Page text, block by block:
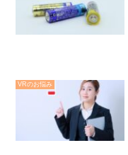
VRのお悩み